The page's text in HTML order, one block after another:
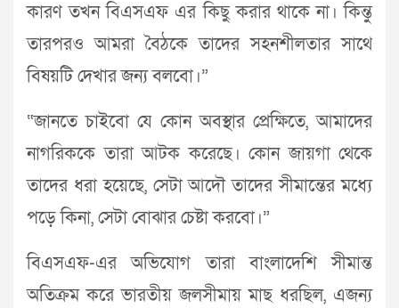
কারণ তখন বিএসএফ এর কিছু করার থাকে না। কিন্তু
তারপরও আমরা বৈঠকে তাদের সহনশীলতার সাথে
বিষয়টি দেখার জন্য বলবো।”
“জানতে চাইবো যে কোন অবস্থার প্রেক্ষিতে, আমাদের
নাগরিককে তারা আটক করেছে। কোন জায়গা থেকে
তাদের ধরা হয়েছে, সেটা আদৌ তাদের সীমান্তের মধ্যে
পড়ে কিনা, সেটা বোঝার চেষ্টা করবো।”
বিএসএফ-এর অভিযোগ তারা বাংলাদেশি সীমান্ত
অতিক্রম করে ভারতীয় জলসীমায় মাছ ধরছিল, এজন্য